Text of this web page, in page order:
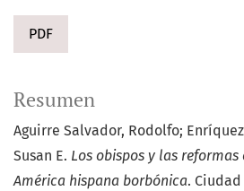
PDF
Resumen
Aguirre Salvador, Rodolfo;
Susan E. Los obispos y las
América hispana borbónica.